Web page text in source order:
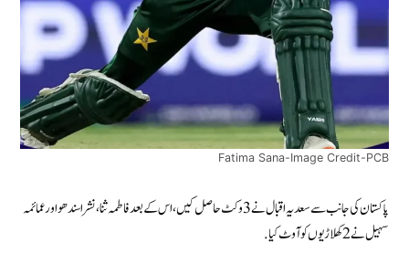
Fatima Sana-Image Credit-PCB
پاکستان کی جانب سے سعدیہ اقبال نے 3 وکٹ حاصل کیں، اس کے بعد فاطمہ ثنا، نشرا سندھو اور عمائمہ
سہیل نے 2 کھلاڑیوں کو آوٹ کیا.